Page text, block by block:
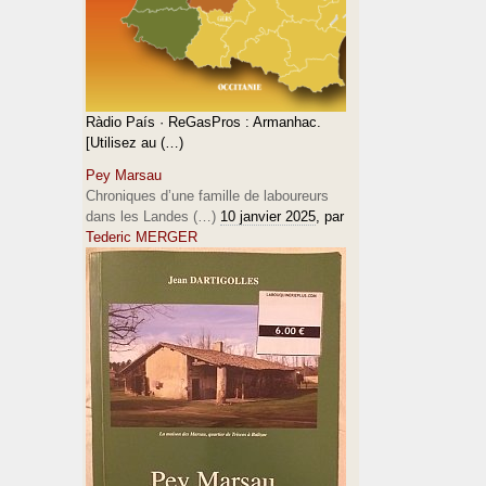
Ràdio País · ReGasPros : Armanhac.
[Utilisez au (…)
Pey Marsau
Chroniques d’une famille de laboureurs
dans les Landes (…) 10 janvier 2025, par
Tederic MERGER